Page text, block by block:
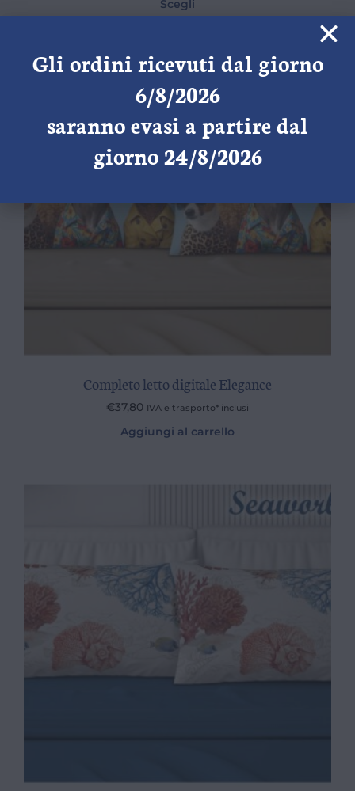
Scegli
Completo letto digitale Elegance
€37,80 IVA e trasporto* inclusi
Aggiungi al carrello
Gli ordini ricevuti dal giorno
6/8/2026
saranno evasi a partire dal
giorno 24/8/2026